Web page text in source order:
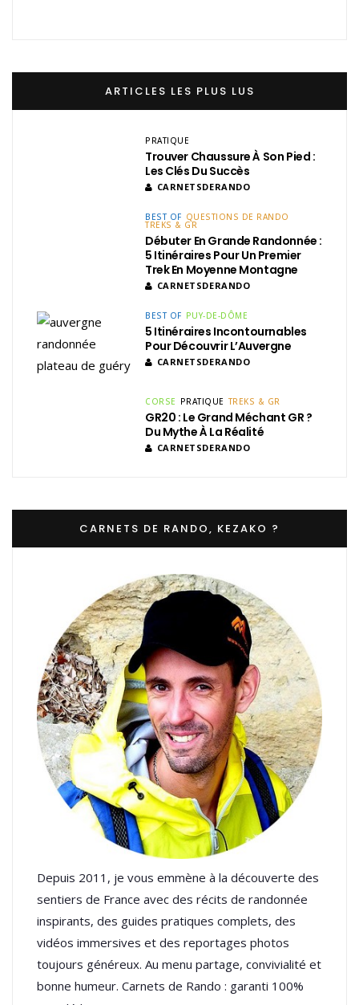
ARTICLES LES PLUS LUS
PRATIQUE
Trouver Chaussure À Son Pied :
Les Clés Du Succès
CARNETSDERANDO
BEST OF QUESTIONS DE RANDO
TREKS & GR
Débuter En Grande Randonnée :
5 Itinéraires Pour Un Premier
Trek En Moyenne Montagne
CARNETSDERANDO
BEST OF PUY-DE-DÔME
5 Itinéraires Incontournables
Pour Découvrir L’Auvergne
CARNETSDERANDO
CORSE PRATIQUE TREKS & GR
GR20 : Le Grand Méchant GR ?
Du Mythe À La Réalité
CARNETSDERANDO
CARNETS DE RANDO, KEZAKO ?
Depuis 2011, je vous emmène à la découverte des
sentiers de France avec des récits de randonnée
inspirants, des guides pratiques complets, des
vidéos immersives et des reportages photos
toujours généreux. Au menu partage, convivialité et
bonne humeur. Carnets de Rando : garanti 100%